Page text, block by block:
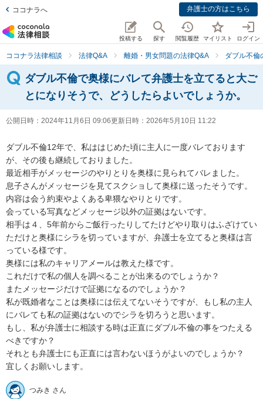
ココナラへ 弁護士の方はこちら
投稿する 探す 閲覧履歴 マイリスト ログイン
ココナラ法律相談 法律Q&A 離婚・男女問題の法律Q&A ダブル不倫
ダブル不倫で奥様にバレて弁護士を立てると大ご
とになりそうで、どうしたらよいでしょうか。
公開日時： 2024年11月6日 09:06更新日時： 2026年5月10日 11:22
ダブル不倫12年で、私ははじめた頃に主人に一度バレております
が、その後も継続しておりました。
最近相手がメッセージのやりとりを奥様に見られてバレました。
息子さんがメッセージを見てスクショして奥様に送ったそうです。
内容は会う約束やよくある卑猥なやりとりです。
会っている写真などメッセージ以外の証拠はないです。
相手は４、5年前からご飯行ったりしてたけどやり取りはふざけてい
ただけと奥様にシラを切っていますが、弁護士を立てると奥様は言
っている様です。
奥様には私のキャリアメールは教えた様です。
これだけで私の個人を調べることが出来るのでしょうか？
またメッセージだけで証拠になるのでしょうか？
私が既婚者なことは奥様には伝えてないそうですが、もし私の主人
にバレても私の証拠はないのでシラを切ろうと思います。
もし、私が弁護士に相談する時は正直にダブル不倫の事をつたえる
べきですか？
それとも弁護士にも正直には言わないほうがよいのでしょうか？
宜しくお願いします。
つみき さん